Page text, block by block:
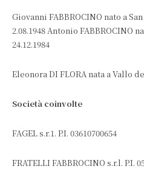
Giovanni FABBROCINO nato a
2.08.1948 Antonio FABBROCINO
24.12.1984
Eleonora DI FLORA nata a Vallo
Società coinvolte
FAGEL s.r.1. P.I. 03610700654
FRATELLI FABBROCINO s.r.l. P.I.